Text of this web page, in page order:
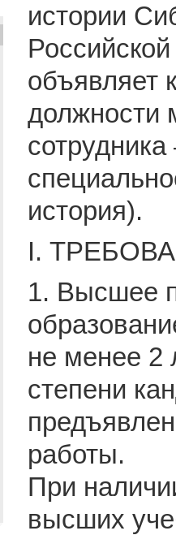
истории
объявляет
должности
история).
I.
1. Высшее
не менее 2
степени
работы.
При
высших